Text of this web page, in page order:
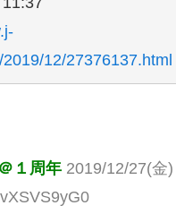
12/27376137.html
１周年 2019/12/27(金)